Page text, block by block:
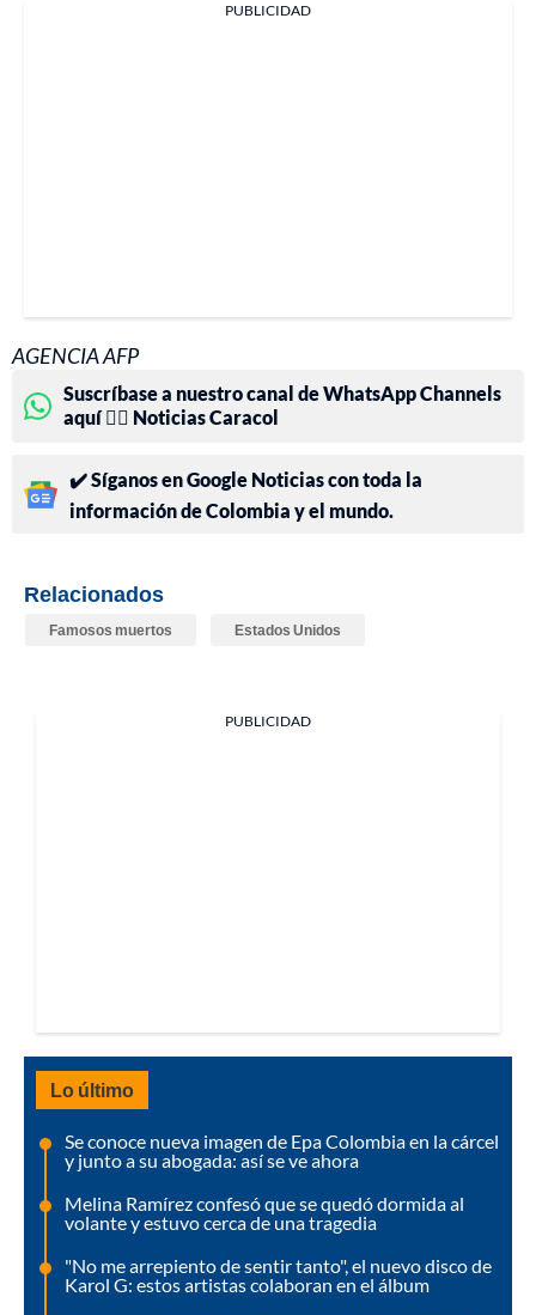
PUBLICIDAD
AGENCIA AFP
Suscríbase a nuestro canal de WhatsApp Channels
aquí 👉🏻 Noticias Caracol
✔️ Síganos en Google Noticias con toda la
información de Colombia y el mundo.
Relacionados
Famosos muertos Estados Unidos
PUBLICIDAD
Lo último
Se conoce nueva imagen de Epa Colombia en la cárcel
y junto a su abogada: así se ve ahora
Melina Ramírez confesó que se quedó dormida al
volante y estuvo cerca de una tragedia
"No me arrepiento de sentir tanto", el nuevo disco de
Karol G: estos artistas colaboran en el álbum